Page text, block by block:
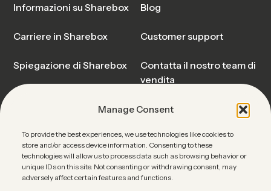
Manage Consent
To provide the best experiences, we use technologies like cookies to
store and/or access device information. Consenting to these
technologies will allow us to process data such as browsing behavior or
unique IDs on this site. Not consenting or withdrawing consent, may
adversely affect certain features and functions.
Informazioni su Sharebox
Carriere in Sharebox
Spiegazione di Sharebox
Blog
Customer support
Contatta il nostro team di
vendita
Stato operativo
Domande frequenti su
Sharebox